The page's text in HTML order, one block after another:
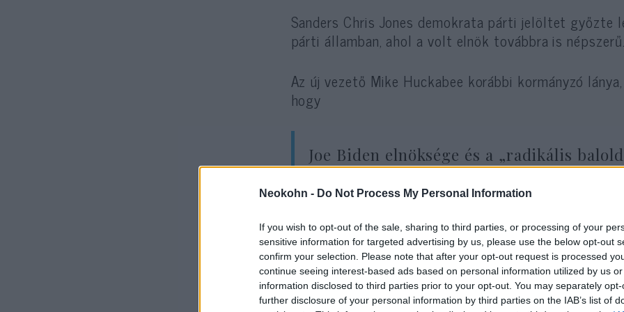
Neokohn - Do Not Process My Personal Information
If you wish to opt-out of the sale, sharing to third parties, or processing of your
sensitive information for targeted advertising by us, please use the below opt-out
confirm your selection. Please note that after your opt-out request is processed
continue seeing interest-based ads based on personal information utilized by us
information disclosed to third parties prior to your opt-out. You may separately
further disclosure of your personal information by third parties on the IAB’s list of
Sanders Chris Jones demokrata párti jelöltet győzte
párti államban, ahol a volt elnök továbbra is népszerű.
Az új vezető Mike Huckabee korábbi kormányzó
hogy
Joe Biden elnöksége és a „radikális
Kedd esti győzelmi beszédében sem Trumpot, sem
„Ez a választás arról szólt, hogy a
Tudom, hogy Arkansas lehet az első és
én legyek az a vezető, aki ezt